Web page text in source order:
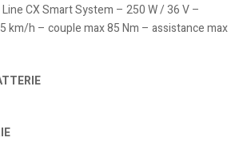
CX Smart System – 250 W / 36 V –
km/h – couple max 85 Nm – assistance max